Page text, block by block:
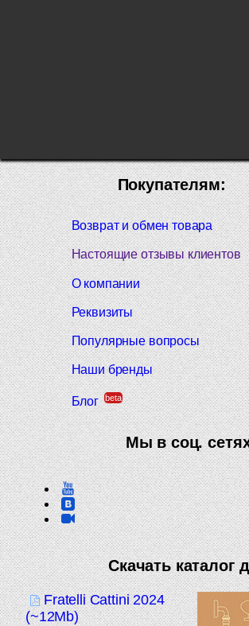
Покупателям:
Возврат и обмен товара
Настоящие отзывы клиентов
О компании
Реквизиты
Популярные вопросы
Наши бренды
Блог beta
Мы в соц.
Скачать каталог
Fratelli Cattini 2024
(~12Mb)